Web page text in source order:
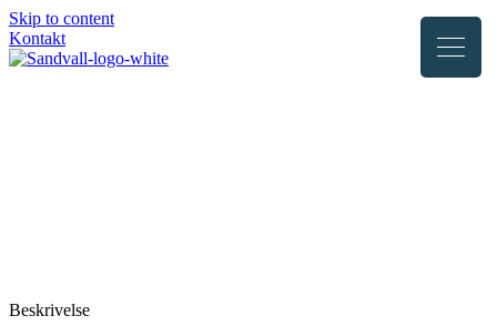
Skip to content
Kontakt
Beskrivelse